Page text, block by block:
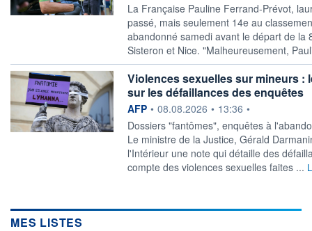
La Française Pauline Ferrand-Prévot,
passé, mais seulement 14e au
abandonné samedi avant le départ de la
Sisteron et Nice. "Malheureusement,
Violences sexuelles sur mineurs :
sur les défaillances des enquêtes
information fournie par
AFP • 08.08.2026 • 13:36 •
Dossiers "fantômes", enquêtes à
Le ministre de la Justice, Gérald
l'Intérieur une note qui détaille des
compte des violences sexuelles faites ...
MES LISTES